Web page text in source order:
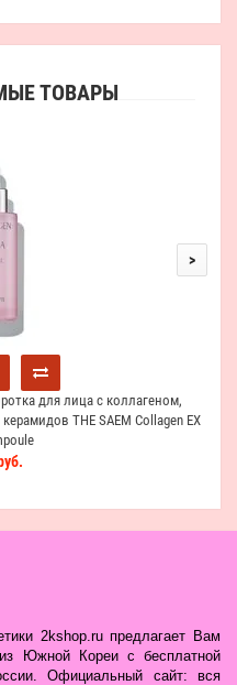
ТОВАРЫ
для лица с коллагеном,
THE SAEM Collagen EX
>
2kshop.ru предлагает Вам
Южной Кореи с бесплатной
Официальный сайт: вся